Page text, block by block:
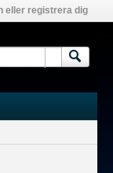
eller registrera dig